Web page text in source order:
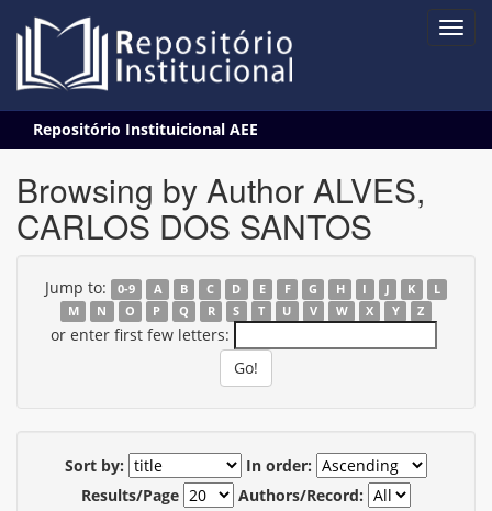
navigation
Repositório Instituicional AEE
Browsing by Author ALVES,
CARLOS DOS SANTOS
Jump to: 0-9 A B C D E F G H I J K
L
M
N O P Q R S T U V W X Y Z
or enter first few letters:
Sort by:
In order:
Results/Page
Authors/Record: